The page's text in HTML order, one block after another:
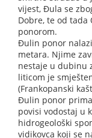
vijest, Đula se
Dobre, te od
ponorom.
Đulin ponor
metara. Njime
nestaje u dubinu
liticom je
(Frankopanski
Đulin ponor
povisi vodostaj u
hidrogeološki
vidikovca koji se